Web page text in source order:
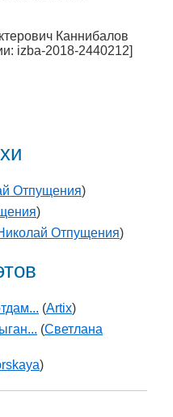
Каннибалов
izba-2018-2440212]
Отпущения)
)
Отпущения)
(Artix)
(Светлана
)